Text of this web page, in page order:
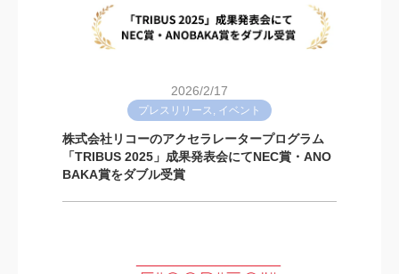
2026/2/17
プレスリリース, イベント
株式会社リコーのアクセラレータープログラム
「TRIBUS 2025」成果発表会にてNEC賞・ANO
BAKA賞をダブル受賞